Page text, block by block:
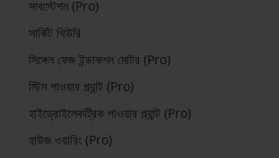
সাবস্টেশন (Pro)
সার্কিট থিউরি
সিঙ্গেল ফেজ ইন্ডাকশন মোটর (Pro)
স্টিম পাওয়ার প্ল্যান্ট (Pro)
হাইড্রোইলেকট্রিক পাওয়ার প্ল্যান্ট (Pro)
হাউজ ওয়ারিং (Pro)